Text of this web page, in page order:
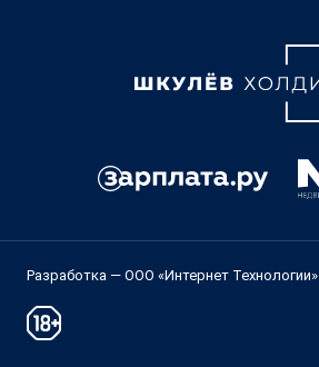
Разработка — ООО «Интернет Технологии»